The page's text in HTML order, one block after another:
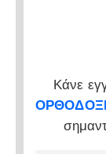
Κάνε